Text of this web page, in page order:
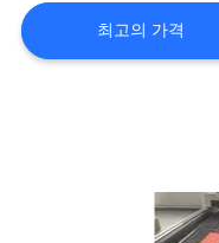
공
장
최고의 가격